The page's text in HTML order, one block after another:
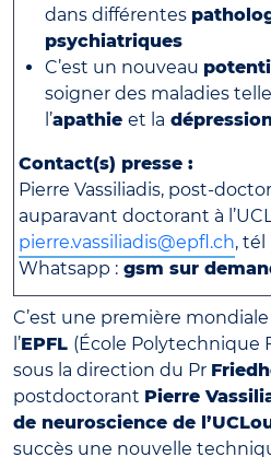
dans différentes
psychiatriques
C’est un nouveau
soigner des maladies
l’apathie et la
Contact(s) presse :
Pierre Vassiliadis, post-
auparavant doctorant à
pierre.vassiliadis@epfl.ch, tél
Whatsapp : gsm sur
C’est une première
l’EPFL (École Polytechnique
sous la direction du Pr
postdoctorant Pierre
de neuroscience de
succès une nouvelle